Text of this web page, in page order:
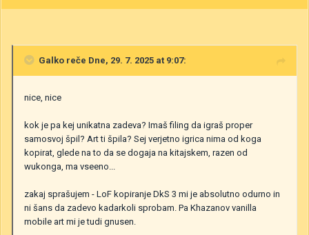
Galko reče Dne, 29. 7. 2025 at 9:07:
nice, nice
kok je pa kej unikatna zadeva? Imaš filing da igraš proper
samosvoj špil? Art ti špila? Sej verjetno igrica nima od koga
kopirat, glede na to da se dogaja na kitajskem, razen od
wukonga, ma vseeno...
zakaj sprašujem - LoF kopiranje DkS 3 mi je absolutno odurno in
ni šans da zadevo kadarkoli sprobam. Pa Khazanov vanilla
mobile art mi je tudi gnusen.